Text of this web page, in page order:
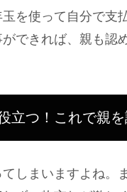
を使って自分で支
できれば、親も認
立つ！これで親
しまいますよね。